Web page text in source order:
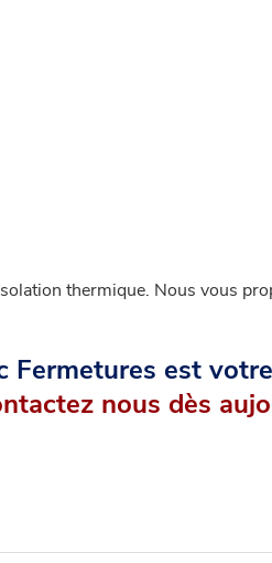
thermique. Nous vous
Fermetures est
nous dès